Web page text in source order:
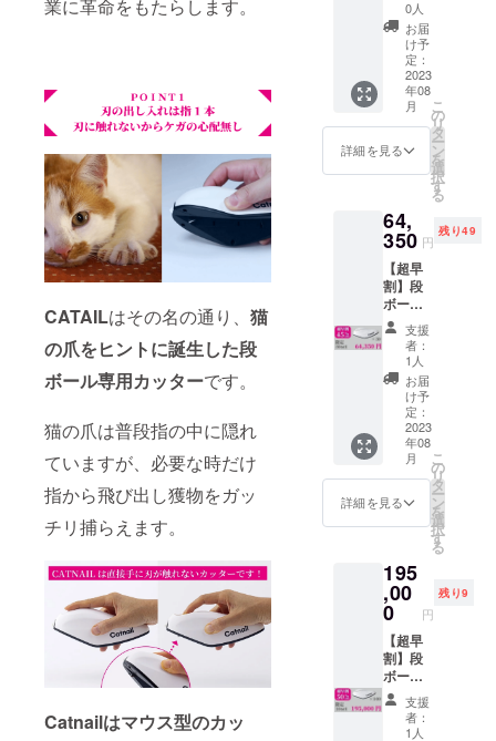
業に革命をもたらします。
CATAILはその名の通り、 猫
の爪をヒントに誕生した段
ボール専用カッターです。
猫の爪は普段指の中に隠れ
ていますが、必要な時だけ
指から飛び出し獲物をガッ
チリ捕らえます。
Catnailはマウス型のカッ
Catnail
×4個
【一般
販売予
定価格
15,600
円の
40％OF
F】
【セッ
ト内
本体10
個 ・ス
トラッ
プ10個
・替え
刃20個
0人
お届
け予
定：
2023
年08
月
詳細を見る
こ
の
リ
タ
ー
ン
を
選
択
す
る
64,
350 円
残り49
【超早
割】段
ボール
カッ
ター
Catnail
×30個
【一般
販売予
定価格
15,600
円の
40％OF
F】
【セッ
ト内
本体30
個 ・ス
トラッ
プ30個
・替え
刃60個
支援
者：
1人
お届
け予
定：
2023
年08
月
詳細を見る
こ
の
リ
タ
ー
ン
を
選
択
す
る
195
,00
0 円
残り9
【超早
割】段
ボール
カッ
ター
Catnail
支援
者：
1人